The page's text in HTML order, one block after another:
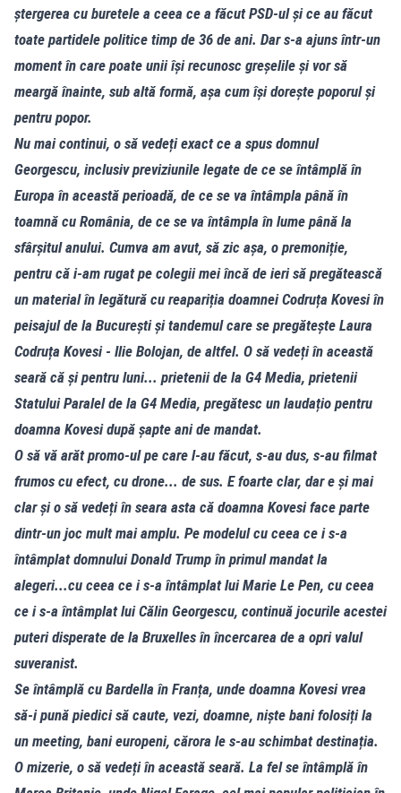
ștergerea cu buretele a ceea ce a făcut PSD-ul și ce au făcut
toate partidele politice timp de 36 de ani. Dar s-a ajuns într-un
moment în care poate unii își recunosc greșelile și vor să
meargă înainte, sub altă formă, așa cum își dorește poporul și
pentru popor.
Nu mai continui, o să vedeți exact ce a spus domnul
Georgescu, inclusiv previziunile legate de ce se întâmplă în
Europa în această perioadă, de ce se va întâmpla până în
toamnă cu România, de ce se va întâmpla în lume până la
sfârșitul anului. Cumva am avut, să zic așa, o premoniție,
pentru că i-am rugat pe colegii mei încă de ieri să pregătească
un material în legătură cu reapariția doamnei Codruța Kovesi în
peisajul de la București și tandemul care se pregătește Laura
Codruța Kovesi - Ilie Bolojan, de altfel. O să vedeți în această
seară că și pentru luni... prietenii de la G4 Media, prietenii
Statului Paralel de la G4 Media, pregătesc un laudațio pentru
doamna Kovesi după șapte ani de mandat.
O să vă arăt promo-ul pe care l-au făcut, s-au dus, s-au filmat
frumos cu efect, cu drone... de sus. E foarte clar, dar e și mai
clar și o să vedeți în seara asta că doamna Kovesi face parte
dintr-un joc mult mai amplu. Pe modelul cu ceea ce i s-a
întâmplat domnului Donald Trump în primul mandat la
alegeri...cu ceea ce i s-a întâmplat lui Marie Le Pen, cu ceea
ce i s-a întâmplat lui Călin Georgescu, continuă jocurile acestei
puteri disperate de la Bruxelles în încercarea de a opri valul
suveranist.
Se întâmplă cu Bardella în Franța, unde doamna Kovesi vrea
să-i pună piedici să caute, vezi, doamne, niște bani folosiți la
un meeting, bani europeni, cărora le s-au schimbat destinația.
O mizerie, o să vedeți în această seară. La fel se întâmplă în